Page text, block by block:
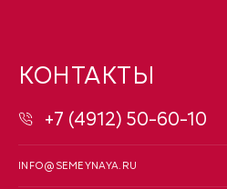
КОНТАКТЫ
+7 (4912) 50-60-10
INFO@SEMEYNAYA.RU